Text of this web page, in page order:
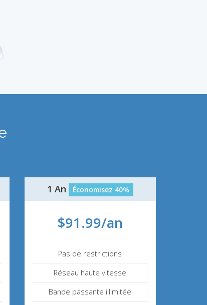
1 An Économisez 40%
$91.99/an
Pas de restrictions
Réseau haute vitesse
Bande passante illimitée